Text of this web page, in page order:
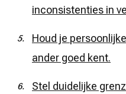
inconsistenties in
Houd je
ander goed kent.
Stel duidelijke